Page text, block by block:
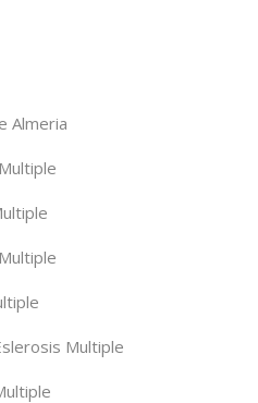
Almeria
Multiple